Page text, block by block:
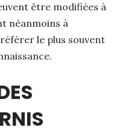
être modifiées à
néanmoins à
référer le plus souvent